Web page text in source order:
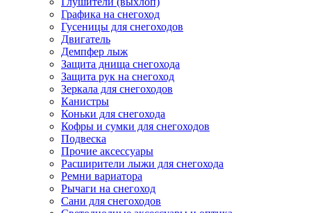
Графика на снегоход
Гусеницы для снегоходов
Двигатель
Демпфер лыж
Защита днища снегохода
Защита рук на снегоход
Зеркала для снегоходов
Канистры
Коньки для снегохода
Кофры и сумки для снегоходов
Подвеска
Прочие аксессуары
Расширители лыжи для снегохода
Ремни вариатора
Рычаги на снегоход
Сани для снегоходов